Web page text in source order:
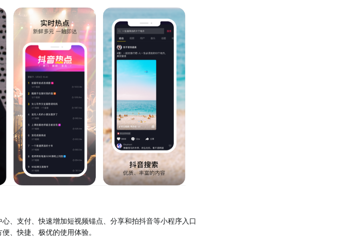
、支付、快速增加短视频锚点、分享和拍抖音等小程序入口
、快捷、极优的使用体验。